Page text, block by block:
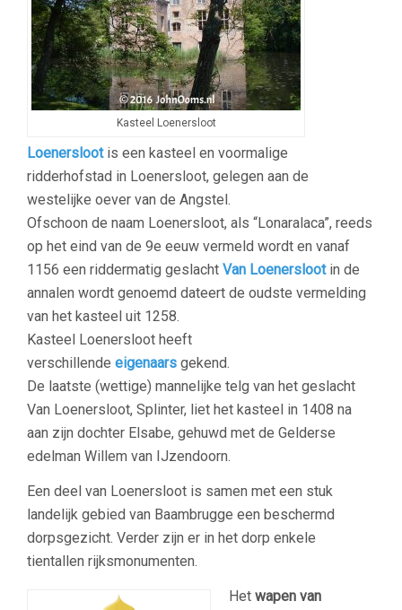
Kasteel Loenersloot
Loenersloot is een kasteel en voormalige
ridderhofstad in Loenersloot, gelegen aan de
westelijke oever van de Angstel.
Ofschoon de naam Loenersloot, als “Lonaralaca”, reeds
op het eind van de 9e eeuw vermeld wordt en vanaf
1156 een riddermatig geslacht Van Loenerslootin de
annalen wordt genoemd dateert de oudste vermelding
van het kasteel uit 1258.
Kasteel Loenersloot heeft
verschillende eigenaars gekend.
De laatste (wettige) mannelijke telg van het geslacht
Van Loenersloot, Splinter, liet het kasteel in 1408 na
aan zijn dochter Elsabe, gehuwd met de Gelderse
edelman Willem van IJzendoorn.
Een deel van Loenersloot is samen met een stuk
landelijk gebied van Baambrugge een beschermd
dorpsgezicht. Verder zijn er in het dorp enkele
tientallen rijksmonumenten.
Het wapen van